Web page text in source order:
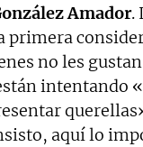
Amador.
primera
no les
intentando
aquí lo